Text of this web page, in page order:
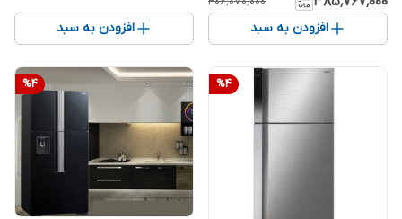
افزودن به سبد افزودن به سبد
%4
%4